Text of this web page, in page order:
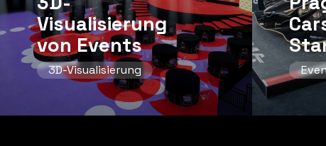
Visualisierung
von Events
3D-Visualisierung